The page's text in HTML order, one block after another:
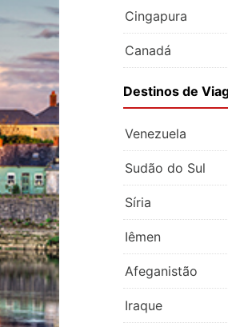
Cingapura
Canadá
Destinos de
Venezuela
Sudão do Sul
Síria
Iêmen
Afeganistão
Iraque